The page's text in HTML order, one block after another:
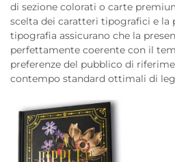
di sezione colorati o carte
scelta dei caratteri tipografici e la
tipografia assicurano che la
perfettamente coerente con il
preferenze del pubblico di
contempo standard ottimali di